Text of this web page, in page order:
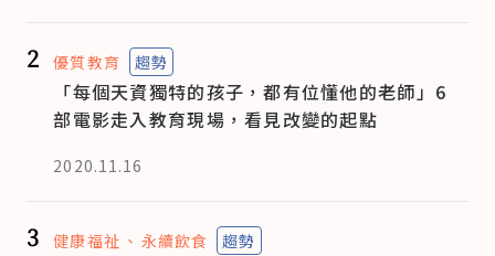
2 優質教育 趨勢
「每個天資獨特的孩子，都有位懂他的老師」6
部電影走入教育現場，看見改變的起點
2020.11.16
3 健康福祉 永續飲食 趨勢